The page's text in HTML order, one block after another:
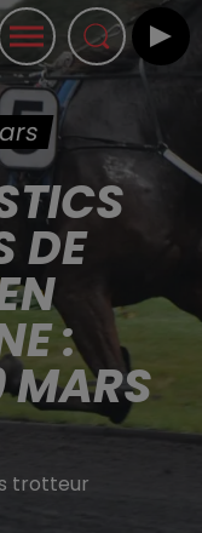
DE
:
MARS
trotteur